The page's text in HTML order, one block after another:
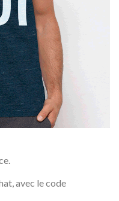
avec le code